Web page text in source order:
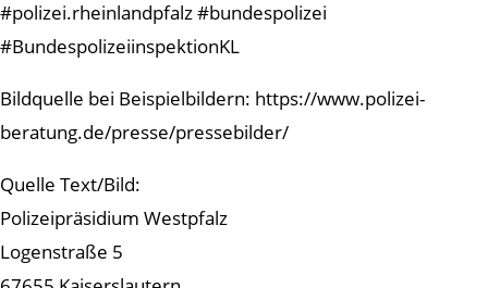
#polizei.rheinlandpfalz #bundespolizei
#BundespolizeiinspektionKL
Bildquelle bei Beispielbildern: https://www.polizei-
beratung.de/presse/pressebilder/
Quelle Text/Bild:
Polizeipräsidium Westpfalz
Logenstraße 5